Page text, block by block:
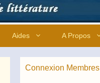
Aides A Propos
Connexion Membres